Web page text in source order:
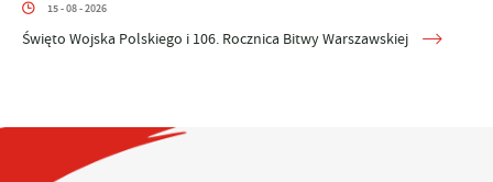
15 - 08 - 2026
Święto Wojska Polskiego i 106. Rocznica Bitwy Warszawskiej